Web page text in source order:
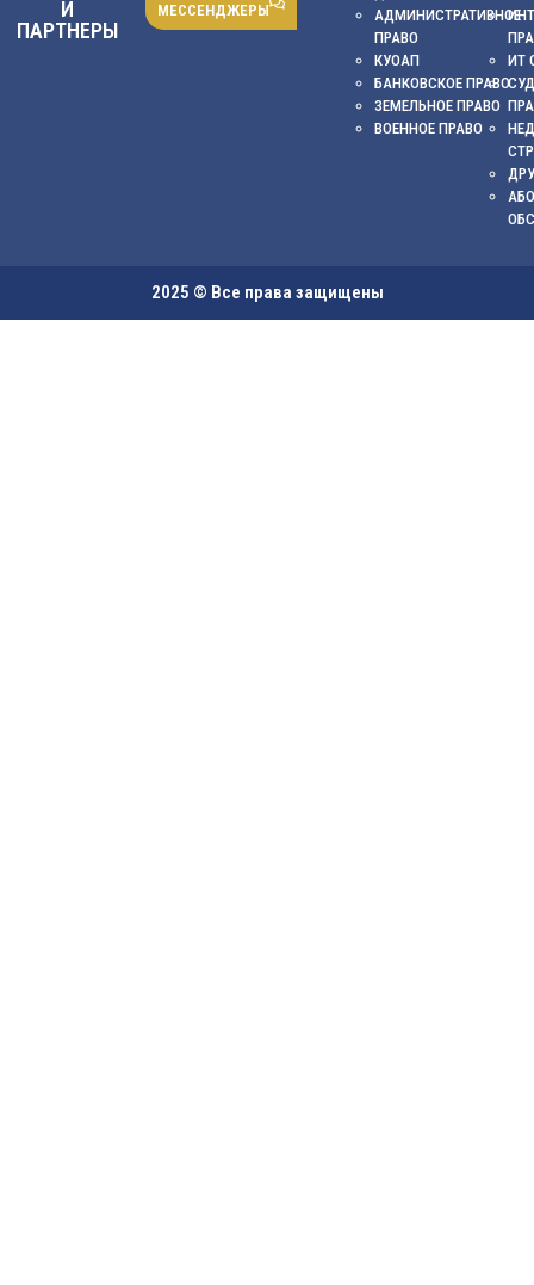
И
ПАРТНЕРЫ
МЕССЕНДЖЕРЫ
АДМИНИСТРАТИВНОЕ
ПРАВО
КУОАП
БАНКОВСКОЕ ПРАВО
ЗЕМЕЛЬНОЕ ПРАВО
ВОЕННОЕ ПРАВО
ИТ
2025 © Все права защищены